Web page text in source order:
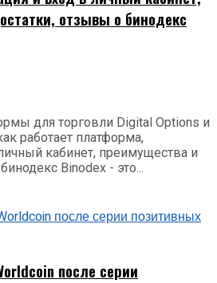
отзывы о бинодекс
для торговли Digital Options и
работает платформа,
кабинет, преимущества и
Binodex - это...
после серии